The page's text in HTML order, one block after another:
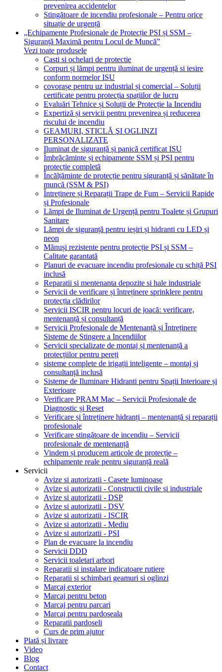
prevenirea accidentelor
Stingătoare de incendiu profesionale – Pentru orice
situație de urgență
„Echipamente Profesionale de Protecție PSI și SSM –
Siguranță Maximă pentru Locul de Muncă”
Vezi toate produsele
Casti si ochelari de protectie
Corpuri și lămpi pentru iluminat de urgență si iesire
conform normelor ISU
covorașe pentru uz industrial și comercial – Soluții
certificate pentru protecția spațiilor de lucru
Evaluări Tehnice și Soluții de Protecție la Incendiu
Expertiză și servicii pentru prevenirea și reducerea
riscului de incendiu
GEAMURI, STICLĂ ŞI OGLINZI
PERSONALIZATE
Iluminat de siguranță și panică certificat ISU
Îmbrăcăminte și echipamente SSM și PSI pentru
protecție completă
Încălțăminte de protecție pentru siguranță și sănătate în
muncă (SSM & PSI)
Întreținere și Reparații Trape de Fum – Servicii Rapide
și Profesionale
Lămpi de Iluminat de Urgență pentru Toalete și Grupuri
Sanitare
Lămpi de siguranță pentru ieșiri și hidranti cu LED și
neon
Mănuși rezistente pentru protecție PSI și SSM –
Calitate garantată
Planuri de evacuare incendiu profesionale cu schiță PSI
inclusă
Reparatii si mentenanta depozite si hale industriale
Servicii de verificare și întreținere sprinklere pentru
protecția clădirilor
Servicii ISCIR pentru locuri de joacă: verificare,
mentenanță și consultanță
Servicii Profesionale de Mentenanță și Întreținere
Sisteme de Stingere a Incendiilor
Servicii specializate de montaj și mentenanță a
protecțiilor pentru pereți
sisteme complete de irigații inteligente – montaj și
consultanță inclusă
Sisteme de Iluminare Hidranti pentru Spații Interioare și
Exterioare
Verificare PRAM Mac – Servicii Profesionale de
Diagnostic și Reset
Verificare și întreținere hidranți – mentenanță și reparații
profesionale
Verificare stingătoare de incendiu – Servicii
profesionale de mentenanță
Vindem și producem articole de protecție –
echipamente reale pentru siguranță reală
Servicii
Avize si autorizatii - Casete luminoase
Avize si autorizatii - Constructii civile si industriale
Avize si autorizatii - DSP
Avize si autorizatii - DSV
Avize si autorizatii - ISCIR
Avize si autorizatii - Mediu
Avize si autorizatii - PSI
Plan de evacuare la incendiu
Servicii DDD
Servicii toaletari arbori
Reparatii si instalare indicatoare rutiere
Reparatii si schimbari geamuri si oglinzi
Marcaj exterior
Marcaj pentru beton
Marcaj pentru parcari
Marcaj pentru pardoseala
Reparatii pardoseli
Curs de prim ajutor
Plată și livrare
Video
Blog
Contact